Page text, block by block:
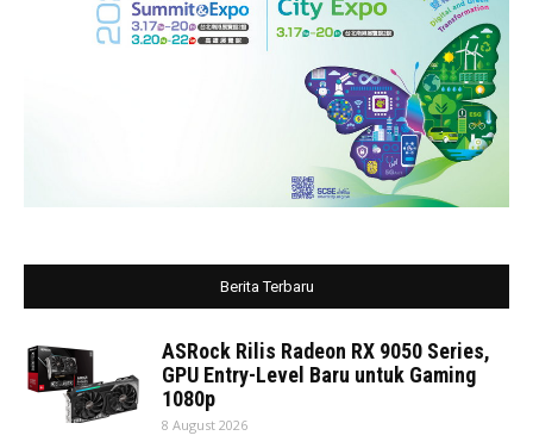
Berita Terbaru
ASRock Rilis Radeon RX 9050 Series,
GPU Entry-Level Baru untuk Gaming
1080p
8 August 2026